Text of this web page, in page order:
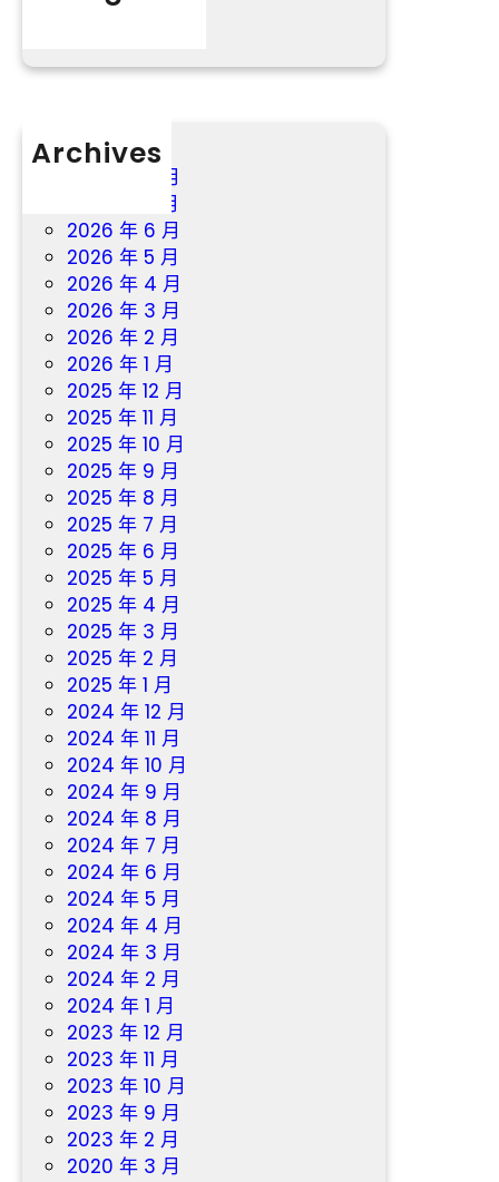
度
Archives
2026 年 8 月
2026 年 7 月
2026 年 6 月
2026 年 5 月
2026 年 4 月
2026 年 3 月
2026 年 2 月
2026 年 1 月
2025 年 12 月
2025 年 11 月
2025 年 10 月
2025 年 9 月
2025 年 8 月
2025 年 7 月
2025 年 6 月
2025 年 5 月
2025 年 4 月
2025 年 3 月
2025 年 2 月
2025 年 1 月
2024 年 12 月
2024 年 11 月
2024 年 10 月
2024 年 9 月
2024 年 8 月
2024 年 7 月
2024 年 6 月
2024 年 5 月
2024 年 4 月
2024 年 3 月
2024 年 2 月
2024 年 1 月
2023 年 12 月
2023 年 11 月
2023 年 10 月
2023 年 9 月
2023 年 2 月
2020 年 3 月